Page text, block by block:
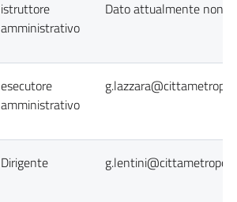
istruttore
amministrativo
Dato attualmente non
esecutore
amministrativo
Dirigente